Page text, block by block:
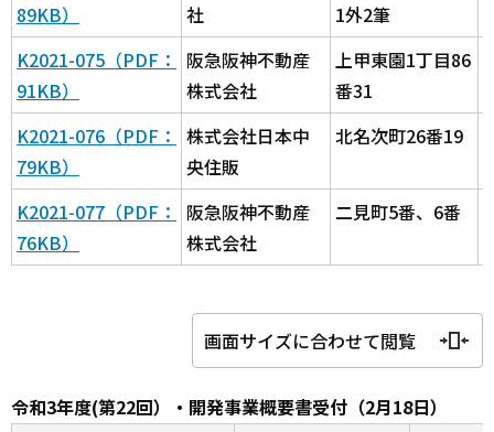
89KB）
社
1外2筆
K2021-075（PDF：
91KB）
阪急阪神不動産
株式会社
上甲東園1丁目86
番31
K2021-076（PDF：
79KB）
株式会社日本中
央住販
北名次町26番19
K2021-077（PDF：
76KB）
阪急阪神不動産
株式会社
二見町5番、6番
画面サイズに合わせて閲覧
令和3年度(第22回）・開発事業概要書受付（2月18日）